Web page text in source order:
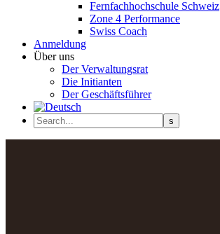
Fernfachhochschule Schweiz
Zone 4 Performance
Swiss Coach
Anmeldung
Über uns
Der Verwaltungsrat
Die Initianten
Der Geschäftsführer